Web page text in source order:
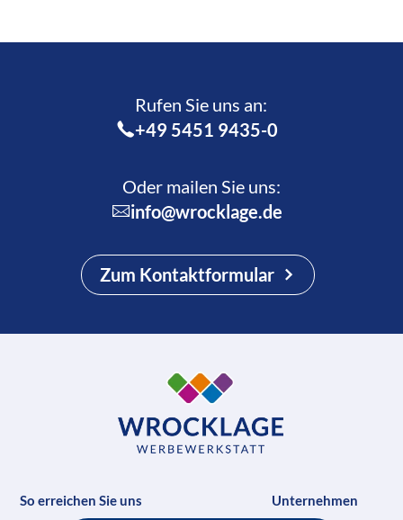
Rufen Sie uns an:­
+49 5451 9435-0
Oder mailen Sie uns:
info@wrocklage.de
Zum Kontaktformular
So erreichen Sie uns
Unternehmen